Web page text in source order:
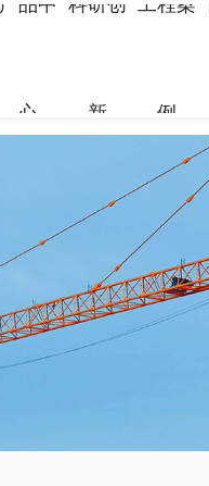
企业简介
组织架构
党建引领
新材料事业部
产品中
心
裂缝控制材料
特种砂浆
地坪材料
加固材料
科研创
新
科研团队
科研成果
工程案
例
地标性工程
交通枢纽工程
工业防腐工程
合作伙伴
企业新闻
人力资源